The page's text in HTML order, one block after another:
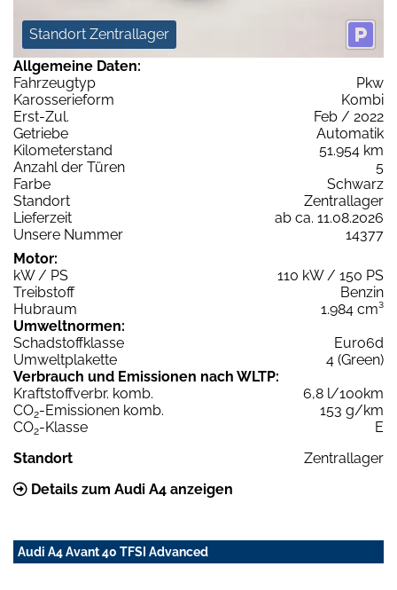
Standort Zentrallager
Allgemeine Daten:
Fahrzeugtyp
Pkw
Karosserieform
Kombi
Erst-Zul.
Feb / 2022
Getriebe
Automatik
Kilometerstand
51.954 km
Anzahl der Türen
5
Farbe
Schwarz
Standort
Zentrallager
Lieferzeit
ab ca. 11.08.2026
Unsere Nummer
14377
Motor:
kW / PS
110 kW / 150 PS
Treibstoff
Benzin
Hubraum
1.984 cm³
Umweltnormen:
Schadstoffklasse
Euro6d
Umweltplakette
4 (Green)
Verbrauch und Emissionen nach WLTP:
Kraftstoffverbr. komb.
6,8 l/100km
CO2-Emissionen komb.
153 g/km
CO2-Klasse
E
Standort
Zentrallager
Details zum Audi A4 anzeigen
Audi A4 Avant 40 TFSI Advanced